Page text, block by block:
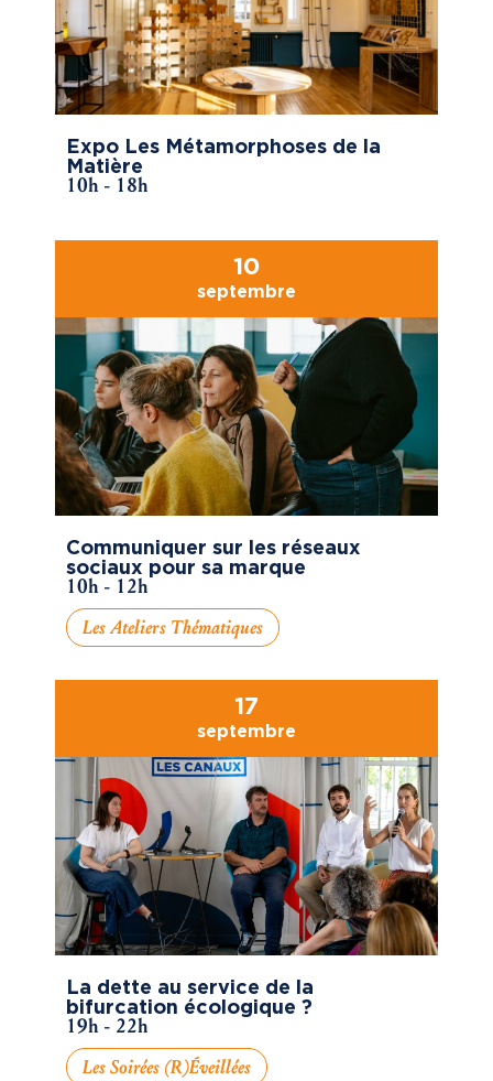
Expo Les Métamorphoses de la
Matière
10h - 18h
10
septembre
Communiquer sur les réseaux
sociaux pour sa marque
10h - 12h
Les Ateliers Thématiques
17
septembre
La dette au service de la
bifurcation écologique ?
19h - 22h
Les Soirées (R)éveillées